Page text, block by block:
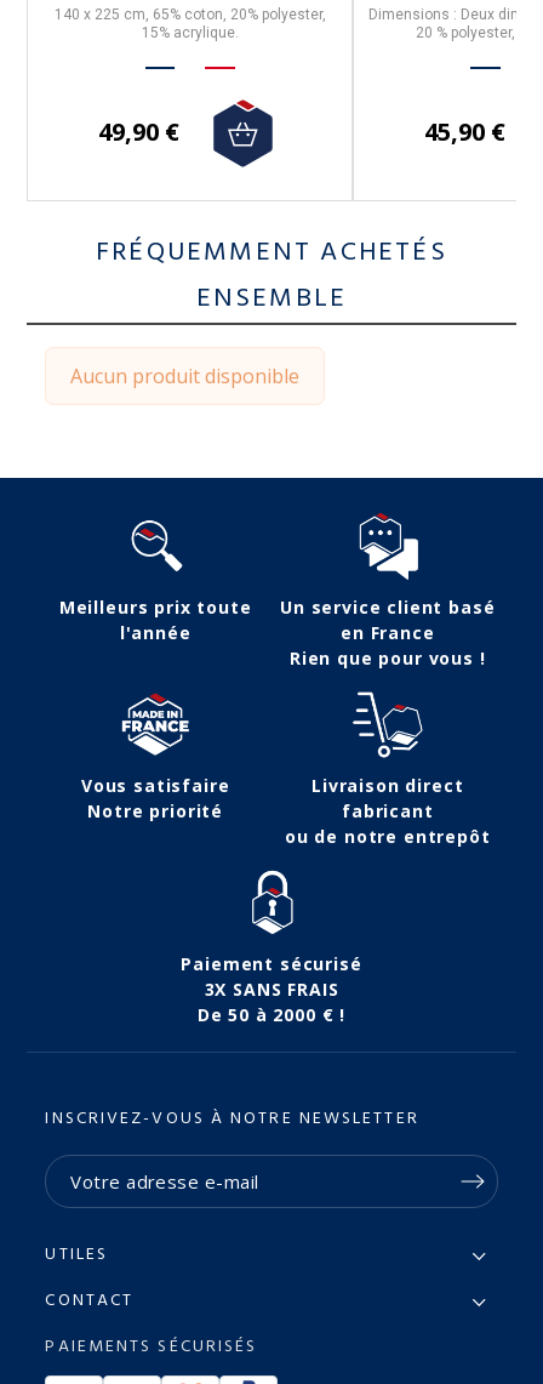
140 x 225 cm, 65% coton, 20% polyester,
15% acrylique.
49,90 €
Dimensions : Deux
20 % polyester, 15
45,90 €
FRÉQUEMMENT ACHETÉS
ENSEMBLE
Aucun produit disponible
Meilleurs prix toute
l'année
Un service client basé
en France
Rien que pour vous !
Vous satisfaire
Notre priorité
Livraison direct
fabricant
ou de notre entrepôt
Paiement sécurisé
3X SANS FRAIS
De 50 à 2000 € !
INSCRIVEZ-VOUS À NOTRE NEWSLETTER
UTILES
CONTACT
PAIEMENTS SÉCURISÉS